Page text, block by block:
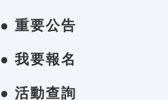
● 重要公告
● 我要報名
● 活動查詢